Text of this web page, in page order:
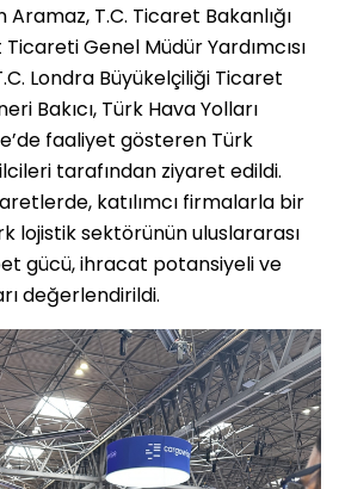
Aramaz, T.C. Ticaret Bakanlığı
Genel Müdür Yardımcısı
Londra Büyükelçiliği Ticaret
Bakıcı, Türk Hava Yolları
faaliyet gösteren Türk
tarafından ziyaret edildi.
katılımcı firmalarla bir
lojistik sektörünün uluslararası
gücü, ihracat potansiyeli ve
değerlendirildi.